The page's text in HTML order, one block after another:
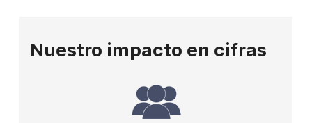
Nuestro impacto en cifras